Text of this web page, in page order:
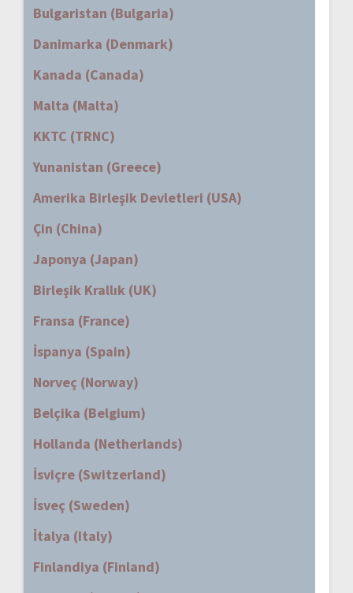
Bulgaristan (Bulgaria)
Danimarka (Denmark)
Kanada (Canada)
Malta (Malta)
KKTC (TRNC)
Yunanistan (Greece)
Amerika Birleşik Devletleri (USA)
Çin (China)
Japonya (Japan)
Birleşik Krallık (UK)
Fransa (France)
İspanya (Spain)
Norveç (Norway)
Belçika (Belgium)
Hollanda (Netherlands)
İsviçre (Switzerland)
İsveç (Sweden)
İtalya (Italy)
Finlandiya (Finland)